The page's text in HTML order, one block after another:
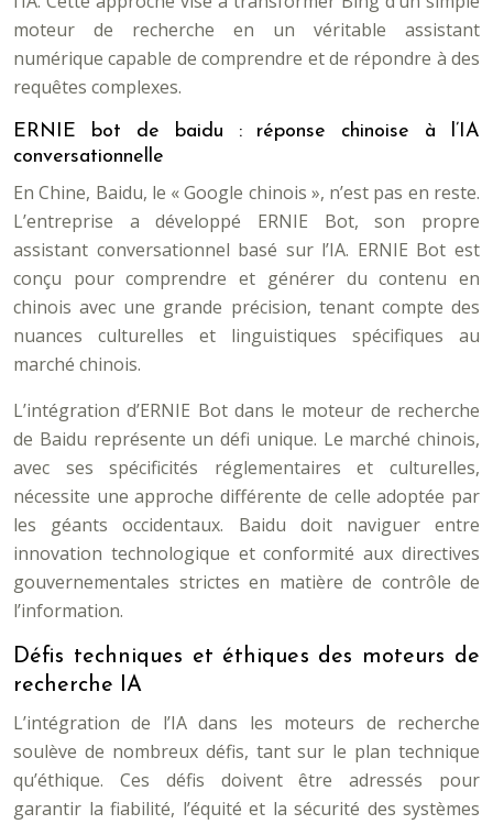
moteur de recherche en un véritable assistant
numérique capable de comprendre et de répondre à des
requêtes complexes.
ERNIE bot de baidu : réponse chinoise à l’IA
conversationnelle
En Chine, Baidu, le « Google chinois », n’est pas en reste.
L’entreprise a développé ERNIE Bot, son propre
assistant conversationnel basé sur l’IA. ERNIE Bot est
conçu pour comprendre et générer du contenu en
chinois avec une grande précision, tenant compte des
nuances culturelles et linguistiques spécifiques au
marché chinois.
L’intégration d’ERNIE Bot dans le moteur de recherche
de Baidu représente un défi unique. Le marché chinois,
avec ses spécificités réglementaires et culturelles,
nécessite une approche différente de celle adoptée par
les géants occidentaux. Baidu doit naviguer entre
innovation technologique et conformité aux directives
gouvernementales strictes en matière de contrôle de
l’information.
Défis techniques et éthiques des moteurs de
recherche IA
L’intégration de l’IA dans les moteurs de recherche
soulève de nombreux défis, tant sur le plan technique
qu’éthique. Ces défis doivent être adressés pour
garantir la fiabilité, l’équité et la sécurité des systèmes